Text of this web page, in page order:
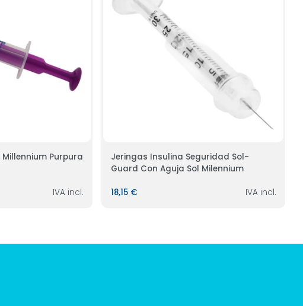
Purpura
IVA incl.
Jeringas Insulina Seguridad Sol-
Guard Con Aguja Sol Milennium
18,15 € IVA incl.